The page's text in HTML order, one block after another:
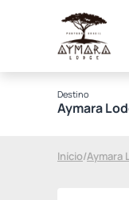
Destino
Aymara
Início/Aymara